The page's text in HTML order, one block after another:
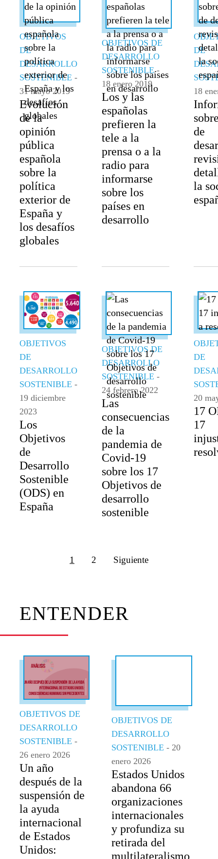
OBJETIVOS
DE
DESARROLLO
SOSTENIBLE -
31 mayo 2019
Evolución
de la
opinión
pública
española
sobre la
política
exterior de
España y
los desafíos
globales
OBJETIVOS DE
DESARROLLO
SOSTENIBLE-
18 enero 2019
Los y las
españolas
prefieren la
tele a la
prensa o a la
radio para
informarse
sobre los
países en
desarrollo
DE
18
de
la
OBJETIVOS
DE
DESARROLLO
SOSTENIBLE -
19 diciembre
2023
Los
Objetivos
de
Desarrollo
Sostenible
(ODS) en
España
OBJETIVOS DE
DESARROLLO
SOSTENIBLE -
24 febrero 2022
Las
consecuencias
de la
pandemia de
Covid-19
sobre los 17
Objetivos de
desarrollo
sostenible
DE
20
17
17
1 2 Siguiente
ENTENDER
OBJETIVOS DE
DESARROLLO
SOSTENIBLE -
26 enero 2026
Un año
después de la
suspensión de
la ayuda
internacional
de Estados
Unidos:
OBJETIVOS DE
DESARROLLO
SOSTENIBLE - 20
enero 2026
Estados Unidos
abandona 66
organizaciones
internacionales
y profundiza su
retirada del
multilateralismo